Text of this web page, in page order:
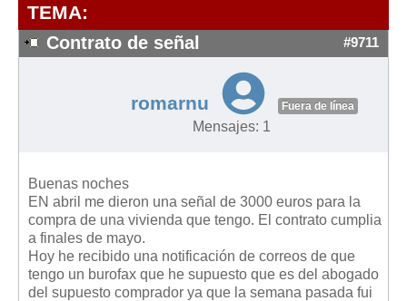
Requerimientos y comunicaciones
Formularios sobre Propiedad Horizontal
Modelos de Convocatoria de Junta de Propietarios
Modelos de Acta de Junta de Propietarios
Legislación sobre Arrendamientos Urbanos
Legislación sobre la Comunidad de Propietarios
Legislación sobre Adquisición de Vivienda en Propiedad
Legislación de interés práctico
TEMA:
Contrato de señal #9711
romarnu Fuera de línea
Mensajes: 1
Buenas noches
EN abril me dieron una señal de 3000 euros para la
compra de una vivienda que tengo. El contrato cumplia
a finales de mayo.
Hoy he recibido una notificación de correos de que
tengo un burofax que he supuesto que es del abogado
del supuesto comprador ya que la semana pasada fui